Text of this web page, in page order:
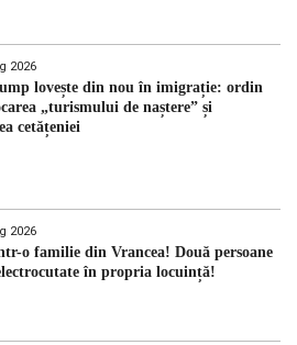
2026
lovește din nou în imigrație: ordin
„turismului de naștere” și
cetățeniei
2026
o familie din Vrancea! Două persoane
în propria locuință!